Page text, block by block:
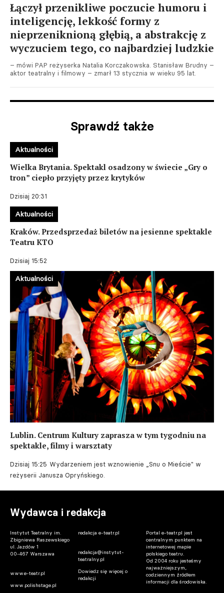
Łączył przenikliwe poczucie humoru i
inteligencję, lekkość formy z
nieprzeniknioną głębią, a abstrakcję z
wyczuciem tego, co najbardziej ludzkie
– mówi PAP reżyserka Natalia Korczakowska. Stanisław Brudny –
aktor teatralny i filmowy – zmarł 13 stycznia w wieku 95 lat.
Sprawdź także
Wielka Brytania. Spektakl osadzony w świecie „Gry o
tron” ciepło przyjęty przez krytyków
Dzisiaj 20:31
Aktualności
Kraków. Przedsprzedaż biletów na jesienne spektakle
Teatru KTO
Dzisiaj 15:52
Aktualności
Lublin. Centrum Kultury zaprasza w tym tygodniu na
spektakle, filmy i warsztaty
Dzisiaj 15:25 Wydarzeniem jest wznowienie „Snu o Mieście" w
reżyserii Janusza Opryńskiego.
Aktualności
Wydawca i redakcja
Instytut Teatralny im.
Zbigniewa Raszewskiego
ul. Jazdów 1
00-467 Warszawa
www.e-teatr.pl
www.polishstage.pl
redakcja e-teatr.pl
redakcja@instytut-
teatralny.pl
Dowiedz się więcej o
redakcji
Portal e-teatr.pl jest
centralnym punktem na
internetowej mapie
polskiego teatru.
Od 2004 roku jesteśmy
najważniejszym,
codziennym źródłem
informacji dla środowiska.